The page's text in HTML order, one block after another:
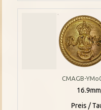
CMAGB-
Preis /